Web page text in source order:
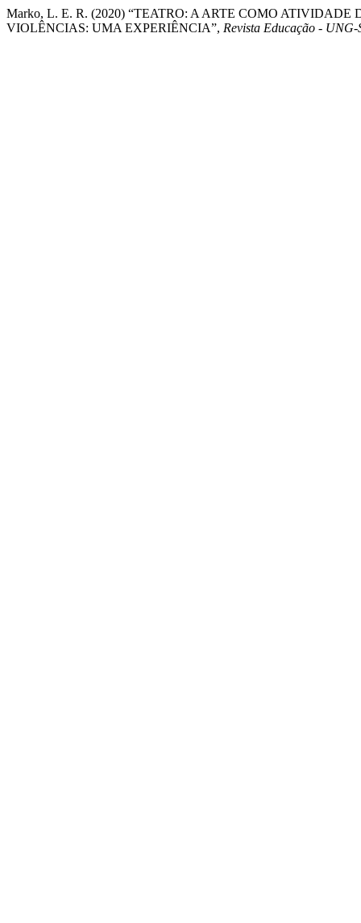
Marko, L. E. R. (2020) “TEATRO: A ARTE COMO
VIOLÊNCIAS: UMA EXPERIÊNCIA”, Revista Educação -